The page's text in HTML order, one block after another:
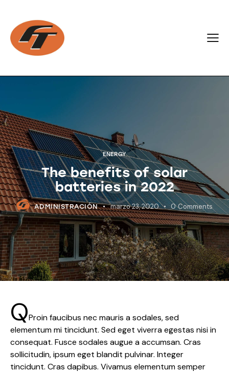
ENERGY
The benefits of solar
batteries in 2022
ADMINISTRACIÓN marzo 23, 2020 0 Comments
QProin faucibus nec mauris a sodales, sed
elementum mi tincidunt. Sed eget viverra egestas nisi in
consequat. Fusce sodales augue a accumsan. Cras
sollicitudin, ipsum eget blandit pulvinar. Integer
tincidunt. Cras dapibus. Vivamus elementum semper